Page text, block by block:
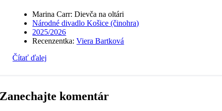
Marina Carr: Dievča na oltári
Národné divadlo Košice (činohra)
2025/2026
Recenzentka:Viera Bartková
Čítať ďalej
Zanechajte komentár